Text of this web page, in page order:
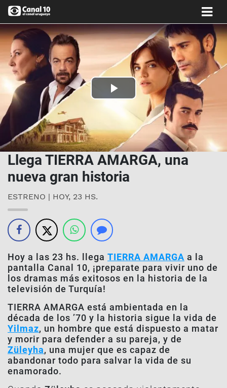
Play
Video
Llega TIERRA AMARGA, una
nueva gran historia
ESTRENO | HOY, 23 HS.
Hoy a las 23 hs. llega TIERRA AMARGA a la
pantalla Canal 10, ¡preparate para vivir uno de
los dramas más exitosos en la historia de la
televisión de Turquía!
TIERRA AMARGA está ambientada en la
década de los ’70 y la historia sigue la vida de
Yilmaz, un hombre que está dispuesto a matar
y morir para defender a su pareja, y de
Züleyha, una mujer que es capaz de
abandonar todo para salvar la vida de su
enamorado.